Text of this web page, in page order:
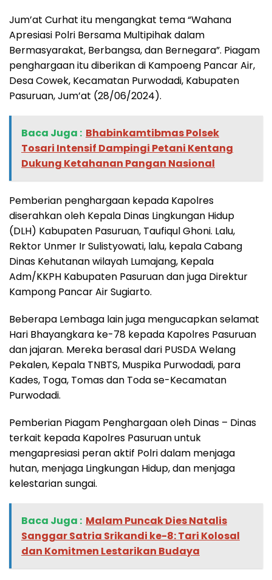
Jum’at Curhat itu mengangkat tema “Wahana
Apresiasi Polri Bersama Multipihak dalam
Bermasyarakat, Berbangsa, dan Bernegara”. Piagam
penghargaan itu diberikan di Kampoeng Pancar Air,
Desa Cowek, Kecamatan Purwodadi, Kabupaten
Pasuruan, Jum’at (28/06/2024).
Baca Juga : Bhabinkamtibmas Polsek
Tosari Intensif Dampingi Petani Kentang
Dukung Ketahanan Pangan Nasional
Pemberian penghargaan kepada Kapolres
diserahkan oleh Kepala Dinas Lingkungan Hidup
(DLH) Kabupaten Pasuruan, Taufiqul Ghoni. Lalu,
Rektor Unmer Ir Sulistyowati, lalu, kepala Cabang
Dinas Kehutanan wilayah Lumajang, Kepala
Adm/KKPH Kabupaten Pasuruan dan juga Direktur
Kampong Pancar Air Sugiarto.
Beberapa Lembaga lain juga mengucapkan selamat
Hari Bhayangkara ke-78 kepada Kapolres Pasuruan
dan jajaran. Mereka berasal dari PUSDA Welang
Pekalen, Kepala TNBTS, Muspika Purwodadi, para
Kades, Toga, Tomas dan Toda se-Kecamatan
Purwodadi.
Pemberian Piagam Penghargaan oleh Dinas – Dinas
terkait kepada Kapolres Pasuruan untuk
mengapresiasi peran aktif Polri dalam menjaga
hutan, menjaga Lingkungan Hidup, dan menjaga
kelestarian sungai.
Baca Juga : ‎Malam Puncak Dies Natalis
Sanggar Satria Srikandi ke-8: Tari Kolosal
dan Komitmen Lestarikan Budaya